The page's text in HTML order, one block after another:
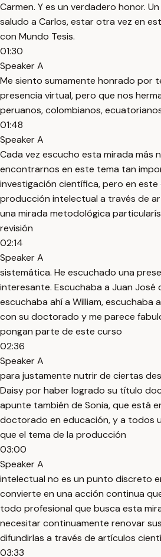
Carmen. Y es un verdadero honor.
saludo a Carlos, estar otra vez en
con Mundo Tesis.
01:30
Speaker A
Me siento sumamente honrado por
presencia virtual, pero que nos
peruanos, colombianos,
01:48
Speaker A
Cada vez escucho esta mirada más
encontrarnos en este tema tan
investigación científica, pero en este
producción intelectual a través de
una mirada metodológica
revisión
02:14
Speaker A
sistemática. He escuchado una
interesante. Escuchaba a Juan José
escuchaba ahí a William, escuchaba
con su doctorado y me parece
pongan parte de este curso
02:36
Speaker A
para justamente nutrir de ciertas
Daisy por haber logrado su título
apunte también de Sonia, que está
doctorado en educación, y a todos
que el tema de la producción
03:00
Speaker A
intelectual no es un punto discreto
convierte en una acción continua
todo profesional que busca esta
necesitar continuamente renovar
difundirlas a través de artículos
03:33